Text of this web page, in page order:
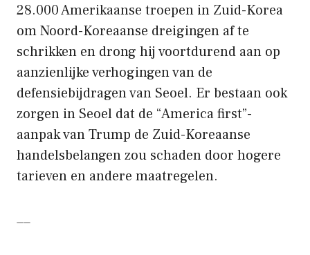
28.000 Amerikaanse troepen in Zuid-Korea
om Noord-Koreaanse dreigingen af ​​te
schrikken en drong hij voortdurend aan op
aanzienlijke verhogingen van de
defensiebijdragen van Seoel. Er bestaan ​​ook
zorgen in Seoel dat de “America first”-
aanpak van Trump de Zuid-Koreaanse
handelsbelangen zou schaden door hogere
tarieven en andere maatregelen.